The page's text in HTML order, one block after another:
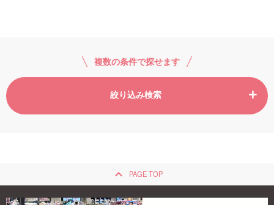
複数の条件で探せます
絞り込み検索
keyboard_arrow_up PAGE TOP